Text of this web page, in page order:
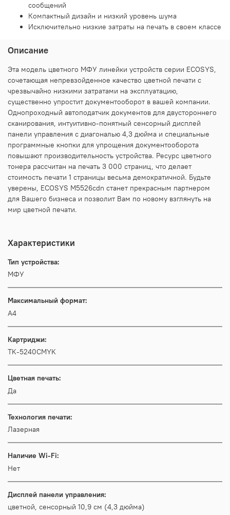
сообщений
Компактный дизайн и низкий уровень шума
Исключительно низкие затраты на печать в своем классе
Описание
Эта модель цветного МФУ линейки устройств серии ECOSYS,
сочетающая непревзойденное качество цветной печати с
чрезвычайно низкими затратами на эксплуатацию,
существенно упростит документооборот в вашей компании.
Однопроходный автоподатчик документов для двустороннего
сканирования, интуитивно-понятный сенсорный дисплей
панели управления с диагональю 4,3 дюйма и специальные
программные кнопки для упрощения документооборота
повышают производительность устройства. Ресурс цветного
тонера рассчитан на печать 3 000 страниц, что делает
стоимость печати 1 страницы весьма демократичной. Будьте
уверены, ECOSYS M5526cdn станет прекрасным партнером
для Вашего бизнеса и позволит Вам по новому взглянуть на
мир цветной печати.
Характеристики
Тип устройства:
МФУ
Максимальный формат:
A4
Картриджи:
TK-5240CMYK
Цветная печать:
Да
Технология печати:
Лазерная
Наличие Wi-Fi:
Нет
Дисплей панели управления:
цветной, сенсорный 10,9 см (4,3 дюйма)